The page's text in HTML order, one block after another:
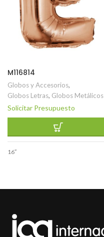
M116814
Globos y Accesorios,
Globos Letras, Globos Metálicos
Solicitar Presupuesto
16″